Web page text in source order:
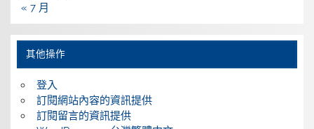
« 7 月
其他操作
登入
訂閱網站內容的資訊提供
訂閱留言的資訊提供